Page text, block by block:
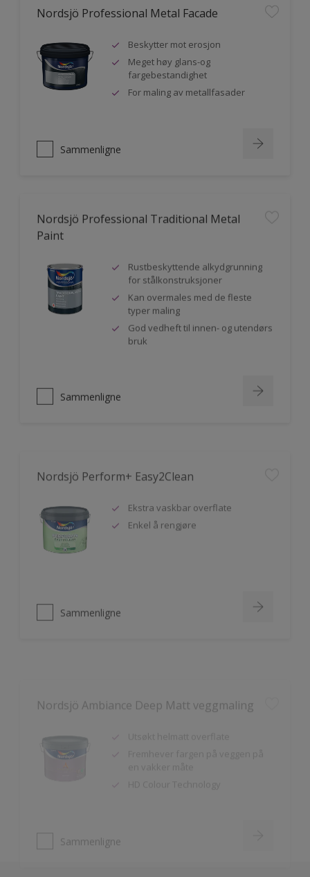
Nordsjö Professional Metal Facade
Beskytter mot erosjon
Meget høy glans-og
fargebestandighet
For maling av metallfasader
Sammenligne
Nordsjö Professional Traditional Metal
Paint
Rustbeskyttende alkydgrunning
for stålkonstruksjoner
Kan overmales med de fleste
typer maling
God vedheft til innen- og utendørs
bruk
Sammenligne
Enkel å rengjøre
Fremhever fargen på veggen på